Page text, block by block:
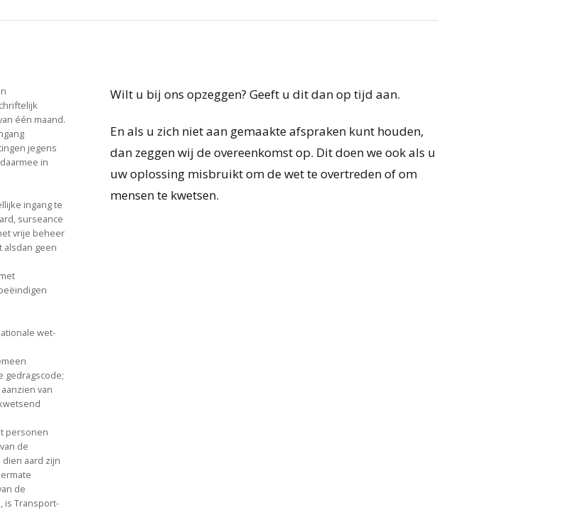
één maand.
jegens
in
ingang te
surseance
vrije beheer
alsdan geen
wet-
gedragscode;
van
personen
de
aard zijn
de
is Transport-
Wilt u bij ons opzeggen? Geeft u dit dan op tijd aan.
En als u zich niet aan gemaakte afspraken kunt houden,
dan zeggen wij de overeenkomst op. Dit doen we ook als u
uw oplossing misbruikt om de wet te overtreden of om
mensen te kwetsen.